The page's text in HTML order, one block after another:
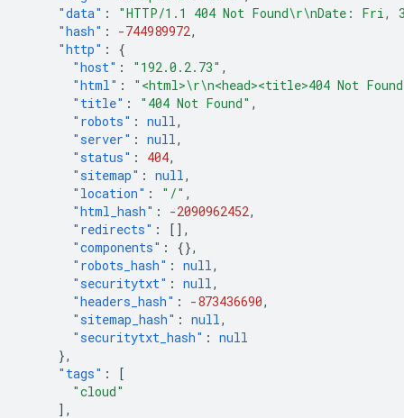
"data" :
"HTTP/1.1 404 Not Found\r\nDate: Fri,
"hash" : -744989972,
"http" :
{
"host" : "192.0.2.73" ,
"html" :
"<html>\r\n<head><title>404 Not
"title" : "404 Not Found" ,
"robots" : null,
"server" : null,
"status" : 404,
"sitemap" : null,
"location" : "/" ,
"html_hash" : -2090962452,
"redirects" :
[],
"components" :
{},
"robots_hash" : null,
"securitytxt" : null,
"headers_hash" : -873436690,
"sitemap_hash" : null,
"securitytxt_hash" : null
},
"tags" :
[
"cloud"
],